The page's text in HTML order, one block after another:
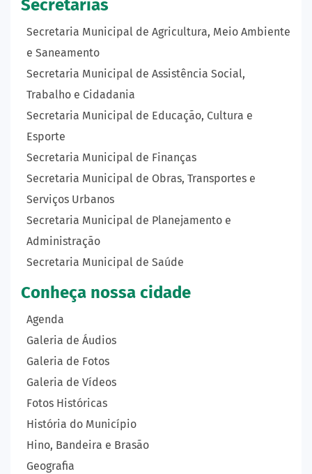
Secretarias
Secretaria Municipal de Agricultura, Meio Ambiente
e Saneamento
Secretaria Municipal de Assistência Social,
Trabalho e Cidadania
Secretaria Municipal de Educação, Cultura e
Esporte
Secretaria Municipal de Finanças
Secretaria Municipal de Obras, Transportes e
Serviços Urbanos
Secretaria Municipal de Planejamento e
Administração
Secretaria Municipal de Saúde
Conheça nossa cidade
Agenda
Galeria de Áudios
Galeria de Fotos
Galeria de Vídeos
Fotos Históricas
História do Município
Hino, Bandeira e Brasão
Geografia